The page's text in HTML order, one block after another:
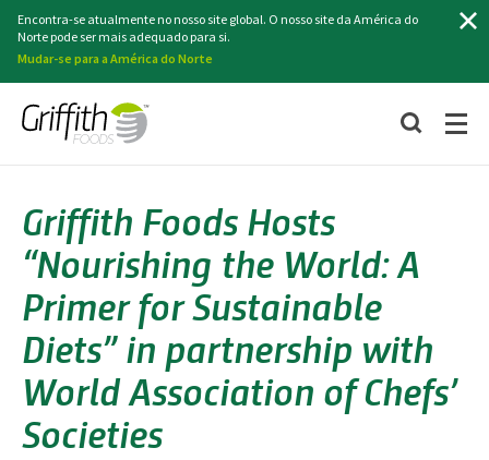
Encontra-se atualmente no nosso site global. O nosso site da América do
Norte pode ser mais adequado para si.
Mudar-se para a América do Norte
Griffith Foods Hosts
“Nourishing the World: A
Primer for Sustainable
Diets” in partnership with
World Association of Chefs’
Societies